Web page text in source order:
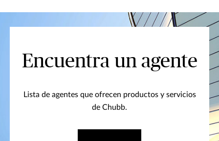
Encuentra un agente
Lista de agentes que ofrecen productos y servicios
de Chubb.